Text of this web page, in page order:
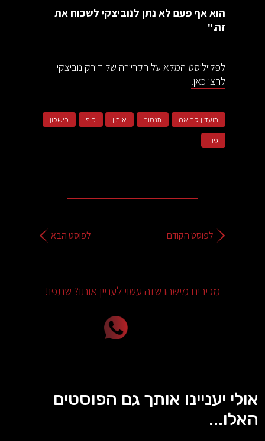
הוא אף פעם לא נתן לנוביצקי לשכוח את
זה."
לפלייליסט המלא על הקריירה של דירק נוביצקי -
לחצו כאן.
מועדון קריאה מנטור אימון כיף כישלון
גיוון
לפוסט הקודם לפוסט הבא
מכירים מישהו שזה עשוי לעניין אותו? שתפו!
אולי יעניינו אותך גם הפוסטים
האלו...